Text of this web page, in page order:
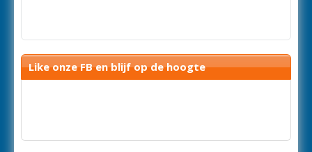
Like onze FB en blijf op de hoogte